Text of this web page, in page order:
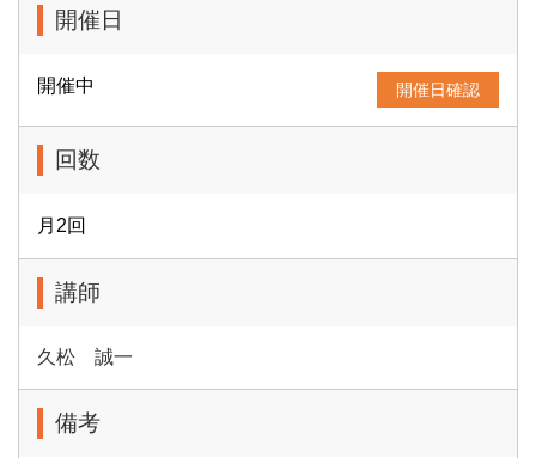
開催日
開催中 開催日確認
回数
月2回
講師
久松 誠一
備考